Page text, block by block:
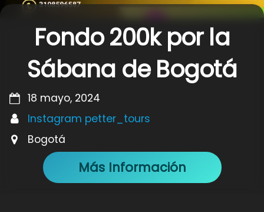
Fondo 200k por la
Sábana de Bogotá
18 mayo, 2024
Instagram petter_tours
Bogotá
Más Información